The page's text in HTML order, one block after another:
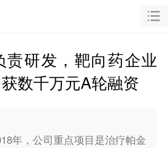
责研发，靶向药企业
获数千万元A轮融资
年，公司重点项目是治疗帕金